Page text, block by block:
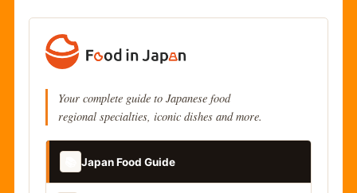
Your complete guide to Japanese food
regional specialties, iconic dishes and more.
Japan Food Guide